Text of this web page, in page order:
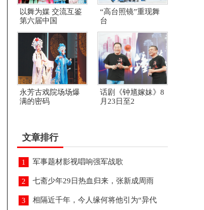
以舞为媒 交流互鉴
第六届中国
“高台照镜”重现舞
台
永芳古戏院场场爆
满的密码
话剧《钟馗嫁妹》8
月23日至2
文章排行
1 军事题材影视唱响强军战歌
2 七斋少年29日热血归来，张新成周雨
3 相隔近千年，今人缘何将他引为“异代